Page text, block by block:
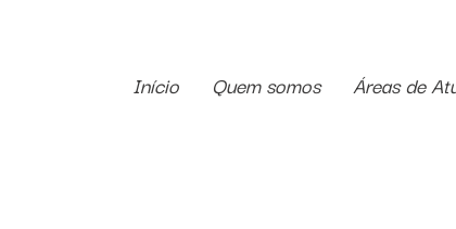
Início Quem somos Áreas de